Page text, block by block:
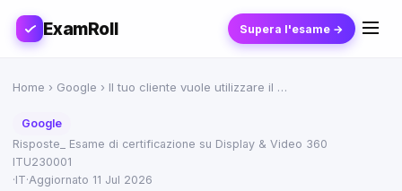
ExamRoll Supera l'esame →
Home › Google › Il tuo cliente vuole utilizzare il …
Google
Risposte_ Esame di certificazione su Display & Video 360
ITU230001
·IT·Aggiornato 11 Jul 2026